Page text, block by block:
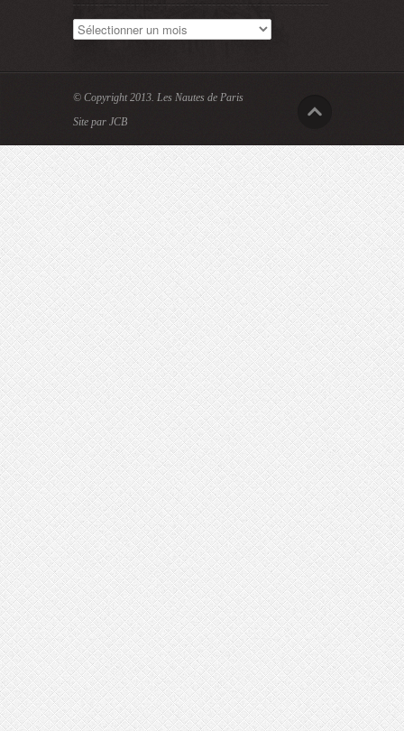
Archives
© Copyright 2013. Les Nautes de Paris
Site par JCB